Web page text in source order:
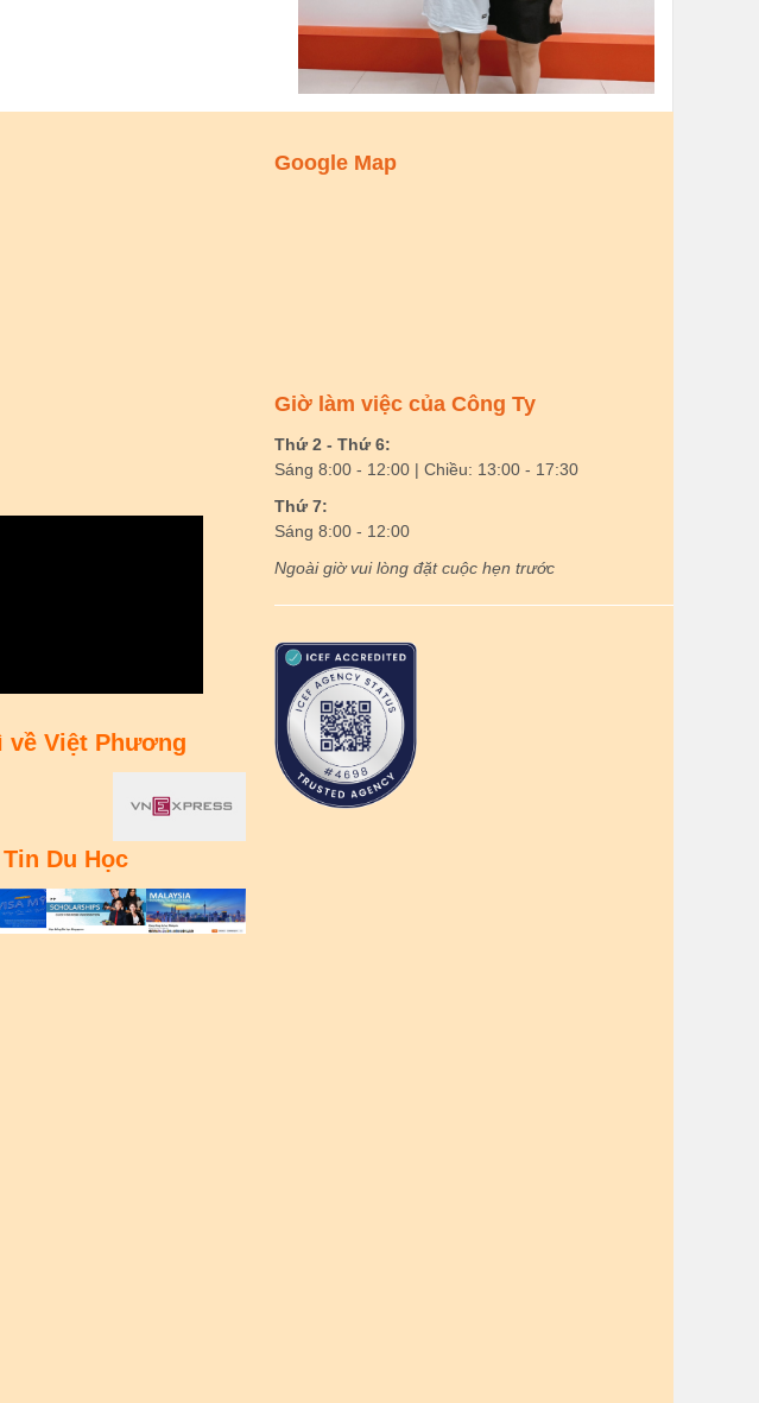
về Việt Phương
Du Học
Google Map
Giờ làm việc của Công Ty
Thứ 2 - Thứ 6:
Sáng 8:00 - 12:00 | Chiều: 13:00 - 17:30
Thứ 7:
Sáng 8:00 - 12:00
Ngoài giờ vui lòng đặt cuộc hẹn trước